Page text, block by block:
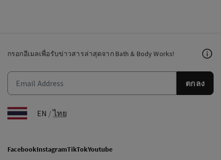
กรอกอีเมลเพื่อรับข่าวสารล่าสุดจาก Bath & Body Works!
ตกลง
EN /ไทย
FacebookInstagramTikTokYoutube